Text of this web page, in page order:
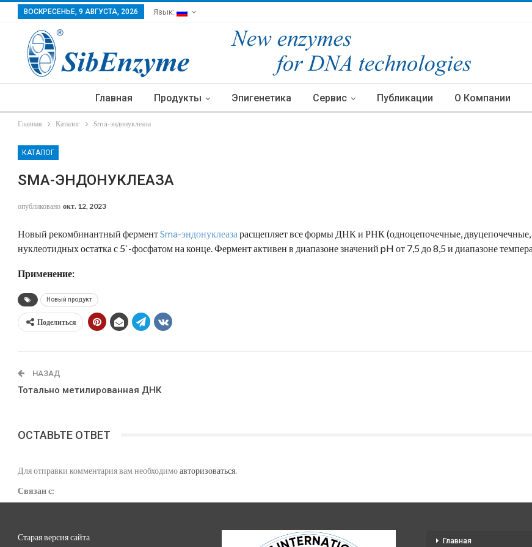
ВОСКРЕСЕНЬЕ, 9 АВГУСТА, 2026 Язык:
Главная Продукты Эпигенетика Сервис Публикации О Компании
Главная Каталог Sma-эндонуклеаза
КАТАЛОГ
SMA-ЭНДОНУКЛЕАЗА
опубликовано окт. 12, 2023
Новый рекомбинантный ферментSma-эндонуклеаза расщепляет все формы ДНК и РНК (одноцепочечные,
нуклеотидных остатка с 5`-фосфатом на конце. Фермент активен в диапазоне значений pH от 7,5 до 8,5 и диапазоне
Применение:
Новый продукт
Поделиться
НАЗАД
Тотально метилированная ДНК
ОСТАВЬТЕ ОТВЕТ
Для отправки комментария вам необходимоавторизоваться.
Связан с:
Старая версия сайта Главная